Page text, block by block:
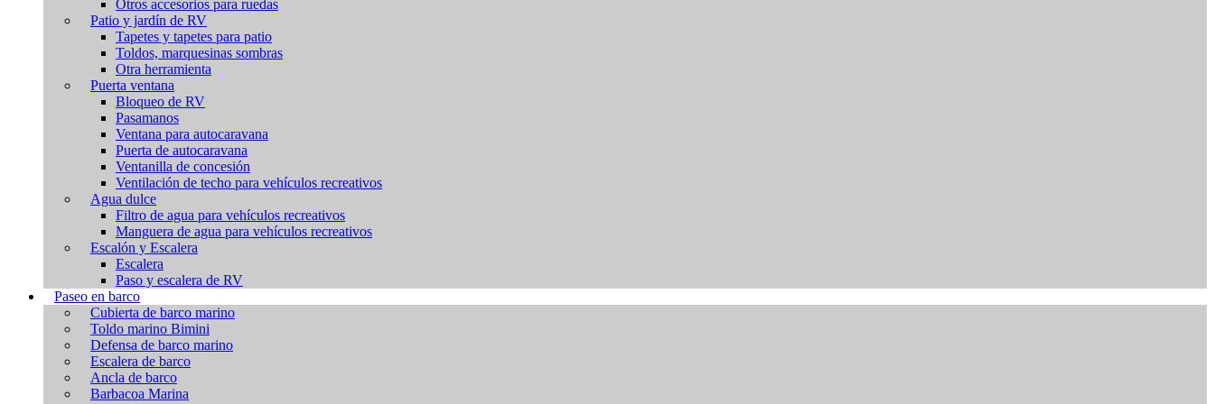
Otros accesorios para ruedas
Patio y jardín de RV
Tapetes y tapetes para patio
Toldos, marquesinas sombras
Otra herramienta
Puerta ventana
Bloqueo de RV
Pasamanos
Ventana para autocaravana
Puerta de autocaravana
Ventanilla de concesión
Ventilación de techo para vehículos recreativos
Agua dulce
Filtro de agua para vehículos recreativos
Manguera de agua para vehículos recreativos
Escalón y Escalera
Escalera
Paso y escalera de RV
Paseo en barco
Cubierta de barco marino
Toldo marino Bimini
Defensa de barco marino
Escalera de barco
Ancla de barco
Barbacoa Marina